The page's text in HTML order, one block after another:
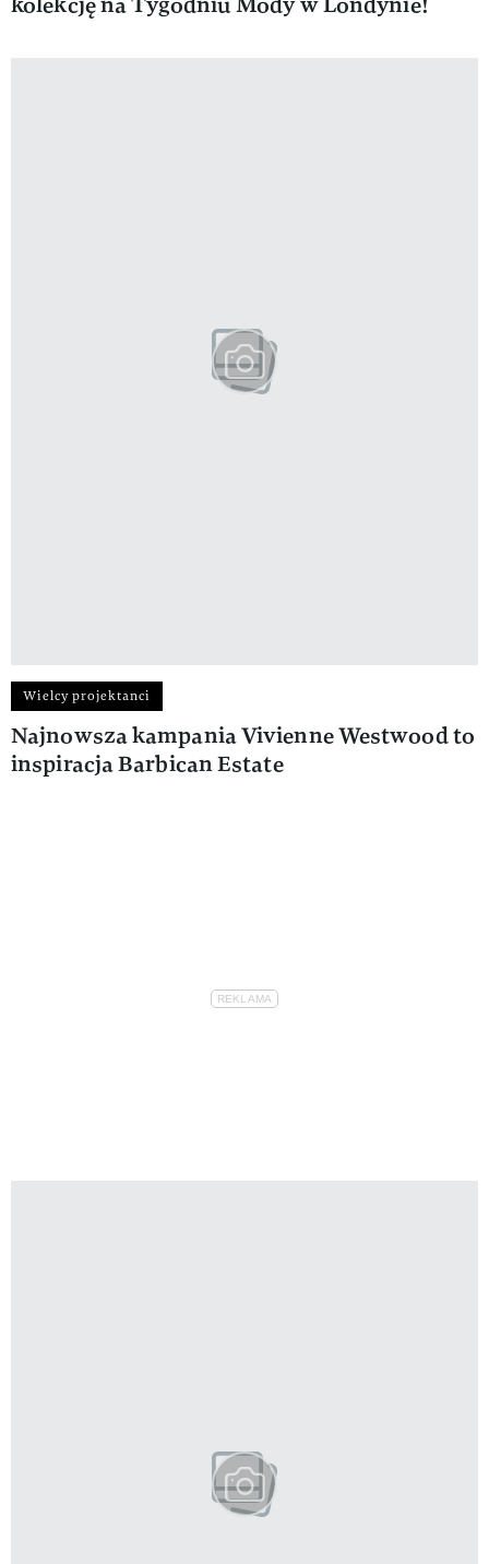
Wielcy projektanci
Najnowsza kampania Vivienne Westwood to
inspiracja Barbican Estate